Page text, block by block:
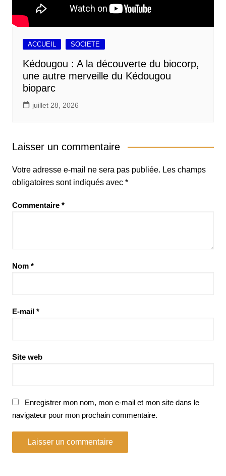
ACCUEIL SOCIETE
Kédougou : A la découverte du biocorp,
une autre merveille du Kédougou
bioparc
juillet 28, 2026
Laisser un commentaire
Votre adresse e-mail ne sera pas publiée. Les champs
obligatoires sont indiqués avec *
Commentaire *
Nom *
E-mail *
Site web
Enregistrer mon nom, mon e-mail et mon site dans le
navigateur pour mon prochain commentaire.